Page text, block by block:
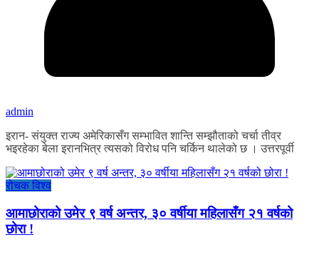
admin
इरान- संयुक्त राज्य अमेरिकासँग सम्भावित शान्ति सम्झौताको चर्चा तीव्र
भइरहेका बेला इरानभित्र त्यसको विरोध पनि चर्किन थालेको छ । उत्तरपूर्वी
रोचक विश्व
आमाछोराको उमेर ९ वर्ष अन्तर, ३० वर्षीया महिलासँग २१ वर्षको
छोरा !